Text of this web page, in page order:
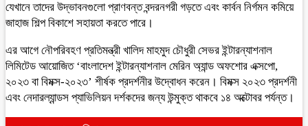
যেখানে তাদের উদ্ভাবনগুলো প্রাণবন্ত বন্দরনগরী গড়তে এবং কার্বন নির্গমন কমিয়ে
জাহাজ শিল্প বিকাশে সহায়তা করতে পারে।
এর আগে নৌপরিবহণ প্রতিমন্ত্রী খালিদ মাহমুদ চৌধুরী সেভর ইন্টারন্যাশনাল
লিমিটেড আয়োজিত ‘বাংলাদেশ ইন্টারন্যাশনাল মেরিন অ্যান্ড অফশোর এক্সপো,
২০২৩ বা বিমক্স-২০২৩’ শীর্ষক প্রদর্শনীর উদ্বোধন করেন। বিমক্স ২০২৩ প্রদর্শনী
এবং নেদারল্যান্ডস প্যাভিলিয়ন দর্শকদের জন্য উন্মুক্ত থাকবে ১৪ অক্টোবর পর্যন্ত।